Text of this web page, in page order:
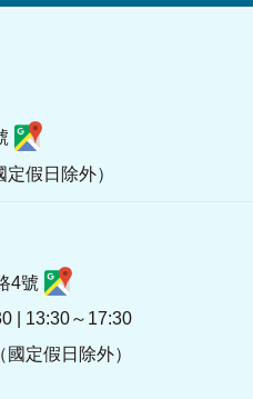
假日除外）
4號
| 13:30～17:30
定假日除外）